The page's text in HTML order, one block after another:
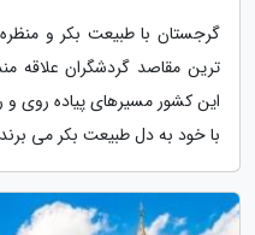
گرجستان با طبیعت بکر و
ترین مقاصد گردشگران علاقه
این کشور مسیرهای پیاده روی و
با خود به دل طبیعت بکر می